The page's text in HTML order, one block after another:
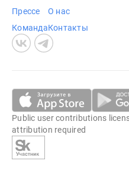
Прессе
Команда
О нас
Контакты
Public user contributions
attribution required